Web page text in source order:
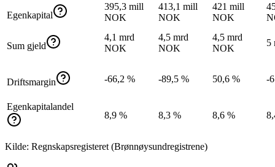
Egenkapital
395,3 mill
NOK
413,1 mill
NOK
421 mill
NOK
Sum gjeld
4,1 mrd
NOK
4,5 mrd
NOK
4,5 mrd
NOK
5
Driftsmargin -66,2 % -89,5 % 50,6 % -
Egenkapitalandel
8,9 %
8,3 % 8,6 %
Kilde: Regnskapsregisteret (Brønnøysundregistrene)